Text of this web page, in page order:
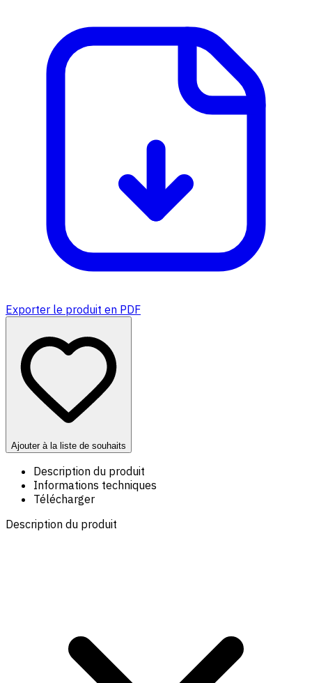
Exporter le produit en PDF
Ajouter à la liste de souhaits
Description du produit
Informations techniques
Télécharger
Description du produit